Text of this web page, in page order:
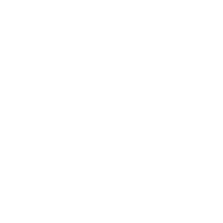
Nichterscheinen kann
Einfühlsame, lustige und
Welch eine Freude sich
ich mit der Gitarre, sie
Der krönende Abschluss
In meinen Geschichten
Nach der Einheit steht